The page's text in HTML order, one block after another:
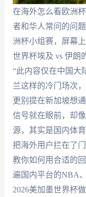
在海外怎么看欧洲
者和华人常问的问
洲杯小组赛，屏幕
世界杯埃及 vs 伊朗
“此内容仅在中国大
兰这样的冷门场次
更别提在新加坡想
信号就在眼前，却
源，其实是国内体
把海外用户拦在了
教你如何用合适的
遍国内平台的NBA
2026美加墨世界杯做